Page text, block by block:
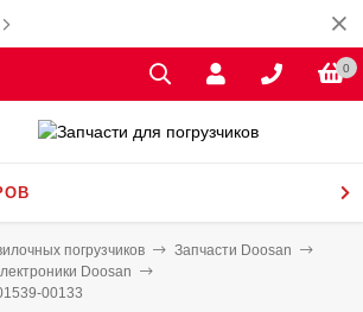
0
погрузчиков
Запчасти Doosan
Doosan
00133